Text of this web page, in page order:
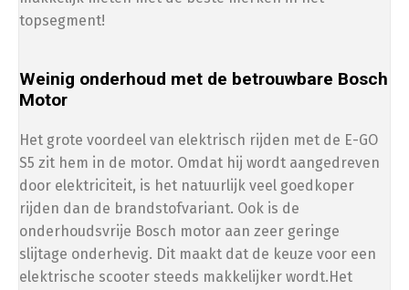
topsegment!
Weinig onderhoud met de betrouwbare Bosch
Motor
Het grote voordeel van elektrisch rijden met de E-GO
S5 zit hem in de motor. Omdat hij wordt aangedreven
door elektriciteit, is het natuurlijk veel goedkoper
rijden dan de brandstofvariant. Ook is de
onderhoudsvrije Bosch motor aan zeer geringe
slijtage onderhevig. Dit maakt dat de keuze voor een
elektrische scooter steeds makkelijker wordt.Het